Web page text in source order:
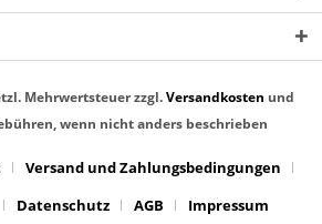
Mehrwertsteuer zzgl.Versandkosten und
wenn nicht anders beschrieben
Versand und Zahlungsbedingungen
Datenschutz AGB Impressum